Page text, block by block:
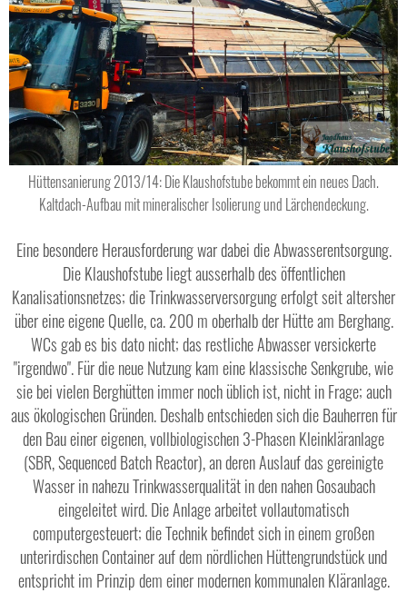
Hüttensanierung 2013/14: Die Klaushofstube bekommt ein neues Dach.
Kaltdach-Aufbau mit mineralischer Isolierung und Lärchendeckung.
Eine besondere Herausforderung war dabei die Abwasserentsorgung.
Die Klaushofstube liegt ausserhalb des öffentlichen
Kanalisationsnetzes; die Trinkwasserversorgung erfolgt seit altersher
über eine eigene Quelle, ca. 200 m oberhalb der Hütte am Berghang.
WCs gab es bis dato nicht; das restliche Abwasser versickerte
"irgendwo". Für die neue Nutzung kam eine klassische Senkgrube, wie
sie bei vielen Berghütten immer noch üblich ist, nicht in Frage; auch
aus ökologischen Gründen. Deshalb entschieden sich die Bauherren für
den Bau einer eigenen, vollbiologischen 3-Phasen Kleinkläranlage
(SBR, Sequenced Batch Reactor), an deren Auslauf das gereinigte
Wasser in nahezu Trinkwasserqualität in den nahen Gosaubach
eingeleitet wird. Die Anlage arbeitet vollautomatisch
computergesteuert; die Technik befindet sich in einem großen
unterirdischen Container auf dem nördlichen Hüttengrundstück und
entspricht im Prinzip dem einer modernen kommunalen Kläranlage.